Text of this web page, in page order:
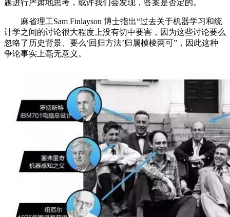
题进行严肃地思考，或许我们会发现，答案是否定的。
麻省理工Sam Finlayson 博士指出“过去关于机器学习和统
计学之间的讨论很大程度上没有切中要害，因为这些讨论要么
忽略了历史背景、要么‘回归方法’归属模棱两可”，因此这种
争论事实上毫无意义。